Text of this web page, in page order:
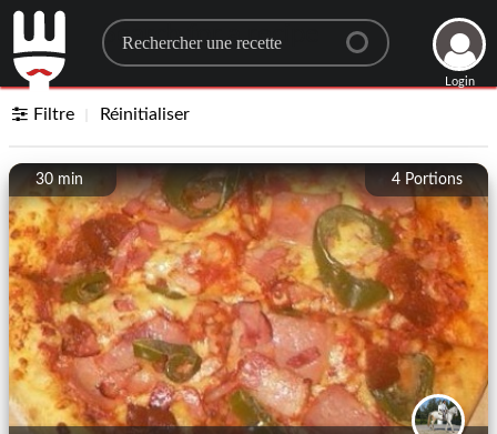
Search for a recipe
Login
Filtre Réinitialiser
4 Portions
30 min